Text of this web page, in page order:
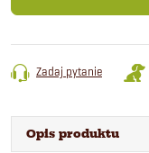
Zadaj pytanie
Opis produktu